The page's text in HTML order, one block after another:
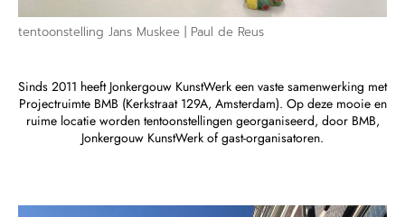
tentoonstelling Jans Muskee | Paul de Reus
Sinds 2011 heeft Jonkergouw KunstWerk een vaste samenwerking met
Projectruimte BMB (Kerkstraat 129A, Amsterdam). Op deze mooie en
ruime locatie worden tentoonstellingen georganiseerd, door BMB,
Jonkergouw KunstWerk of gast-organisatoren.